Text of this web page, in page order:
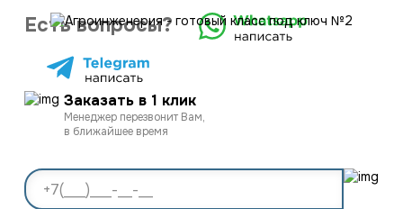
Есть вопросы?
Заказать в 1 клик
Менеджер перезвонит Вам,
в ближайшее время